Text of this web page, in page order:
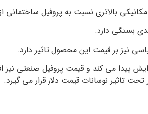
نسبت به پروفیل ساختمانی از خود نشان
بستگی دارد.
نیز بر قیمت این محصول تاثیر دارد.
پیدا می کند و قیمت پروفیل صنعتی نیز
تاثیر نوسانات قیمت دلار قرار می گیرد.